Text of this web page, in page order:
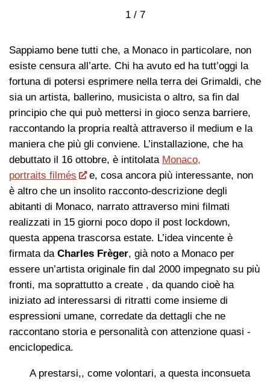
1 / 7
Sappiamo bene tutti che, a Monaco in particolare, non
esiste censura all’arte. Chi ha avuto ed ha tutt’oggi la
fortuna di potersi esprimere nella terra dei Grimaldi, che
sia un artista, ballerino, musicista o altro, sa fin dal
principio che qui può mettersi in gioco senza barriere,
raccontando la propria realtà attraverso il medium e la
maniera che più gli conviene​. L’installazione, che ha
debuttato il 16 ottobre, è intitolata Monaco,
portraits filmés
e, cosa ancora più interessante, non
è altro che un insolito racconto-descrizione degli
abitanti di Monaco, narrato attraverso mini filmati
realizzati in 15 giorni poco dopo il post lockdown,
questa appena trascorsa estate. L’idea vincente è
firmata daCharles Frèger, già noto a Monaco per
essere un’artista originale fin dal 2000 impegnato su più
fronti, ma soprattutto a create , da quando cioè ha
iniziato ad interessarsi di ritratti come insieme di
espressioni umane, corredate da dettagli che ne
raccontano storia e personalità con attenzione quasi -
enciclopedica.
A prestarsi,, come volontari, a questa inconsueta